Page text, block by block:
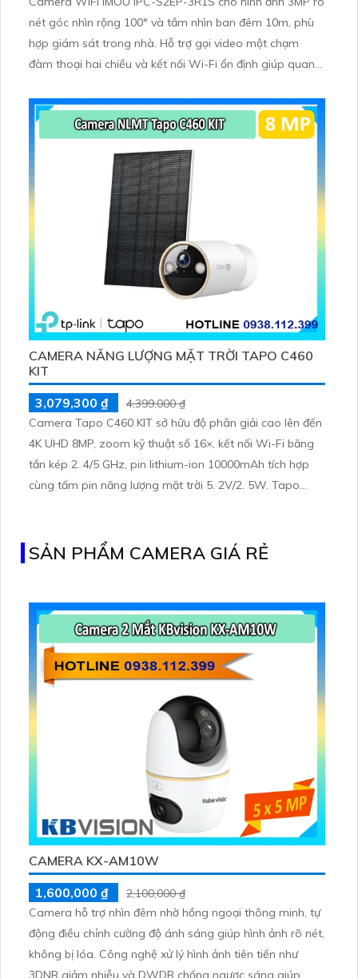
nét góc nhìn rộng 100° và tầm nhìn ban đêm 10m, phù
hợp giám sát trong nhà. Hỗ trợ gọi video một chạm
đàm thoại hai chiều và kết nối Wi-Fi ổn định giúp quan
256GB hoặc lưu đám mây dễ lắp đặt cho gia đình và văn
phòng nhỏ.
CAMERA NĂNG LƯỢNG MẶT TRỜI TAPO C460
KIT
3,079,300 ₫
4,399,000 ₫
Camera Tapo C460 KIT sở hữu độ phân giải cao lên đến
4K UHD 8MP, zoom kỹ thuật số 16×, kết nối Wi-Fi băng
tần kép 2. 4/5 GHz, pin lithium-ion 10000mAh tích hợp
cùng tấm pin năng lượng mặt trời 5. 2V/2. 5W. Tapo
SẢN PHẨM CAMERA GIÁ RẺ
CAMERA KX-AM10W
1,600,000 ₫
2,100,000 ₫
Camera hỗ trợ nhìn đêm nhờ hồng ngoại thông minh, tự
động điều chỉnh cường độ ánh sáng giúp hình ảnh rõ nét,
không bị lóa. Công nghệ xử lý hình ảnh tiên tiến như
3DNR giảm nhiễu và DWDR chống ngược sáng giúp